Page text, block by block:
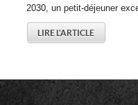
2030, un petit-déjeuner
LIRE L'ARTICLE